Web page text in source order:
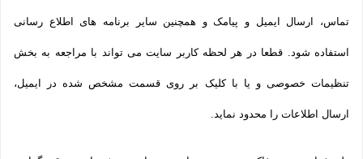
تماس، ارسال ایمیل و پیامک و همچنین سایر برنامه های اطلاع رسانی
استفاده شود. قطعا در هر لحظه کاربر سایت می تواند با مراجعه به بخش
تنظیمات خصوصی و یا با کلیک بر روی قسمت مشخص شده در ایمیل،
ارسال اطلاعات را محدود نماید.